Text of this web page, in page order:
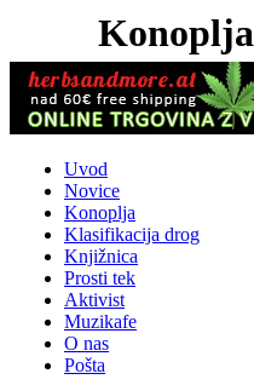
Uvod
Novice
Konoplja
Klasifikacija drog
Knjižnica
Prosti tek
Aktivist
Muzikafe
O nas
Pošta